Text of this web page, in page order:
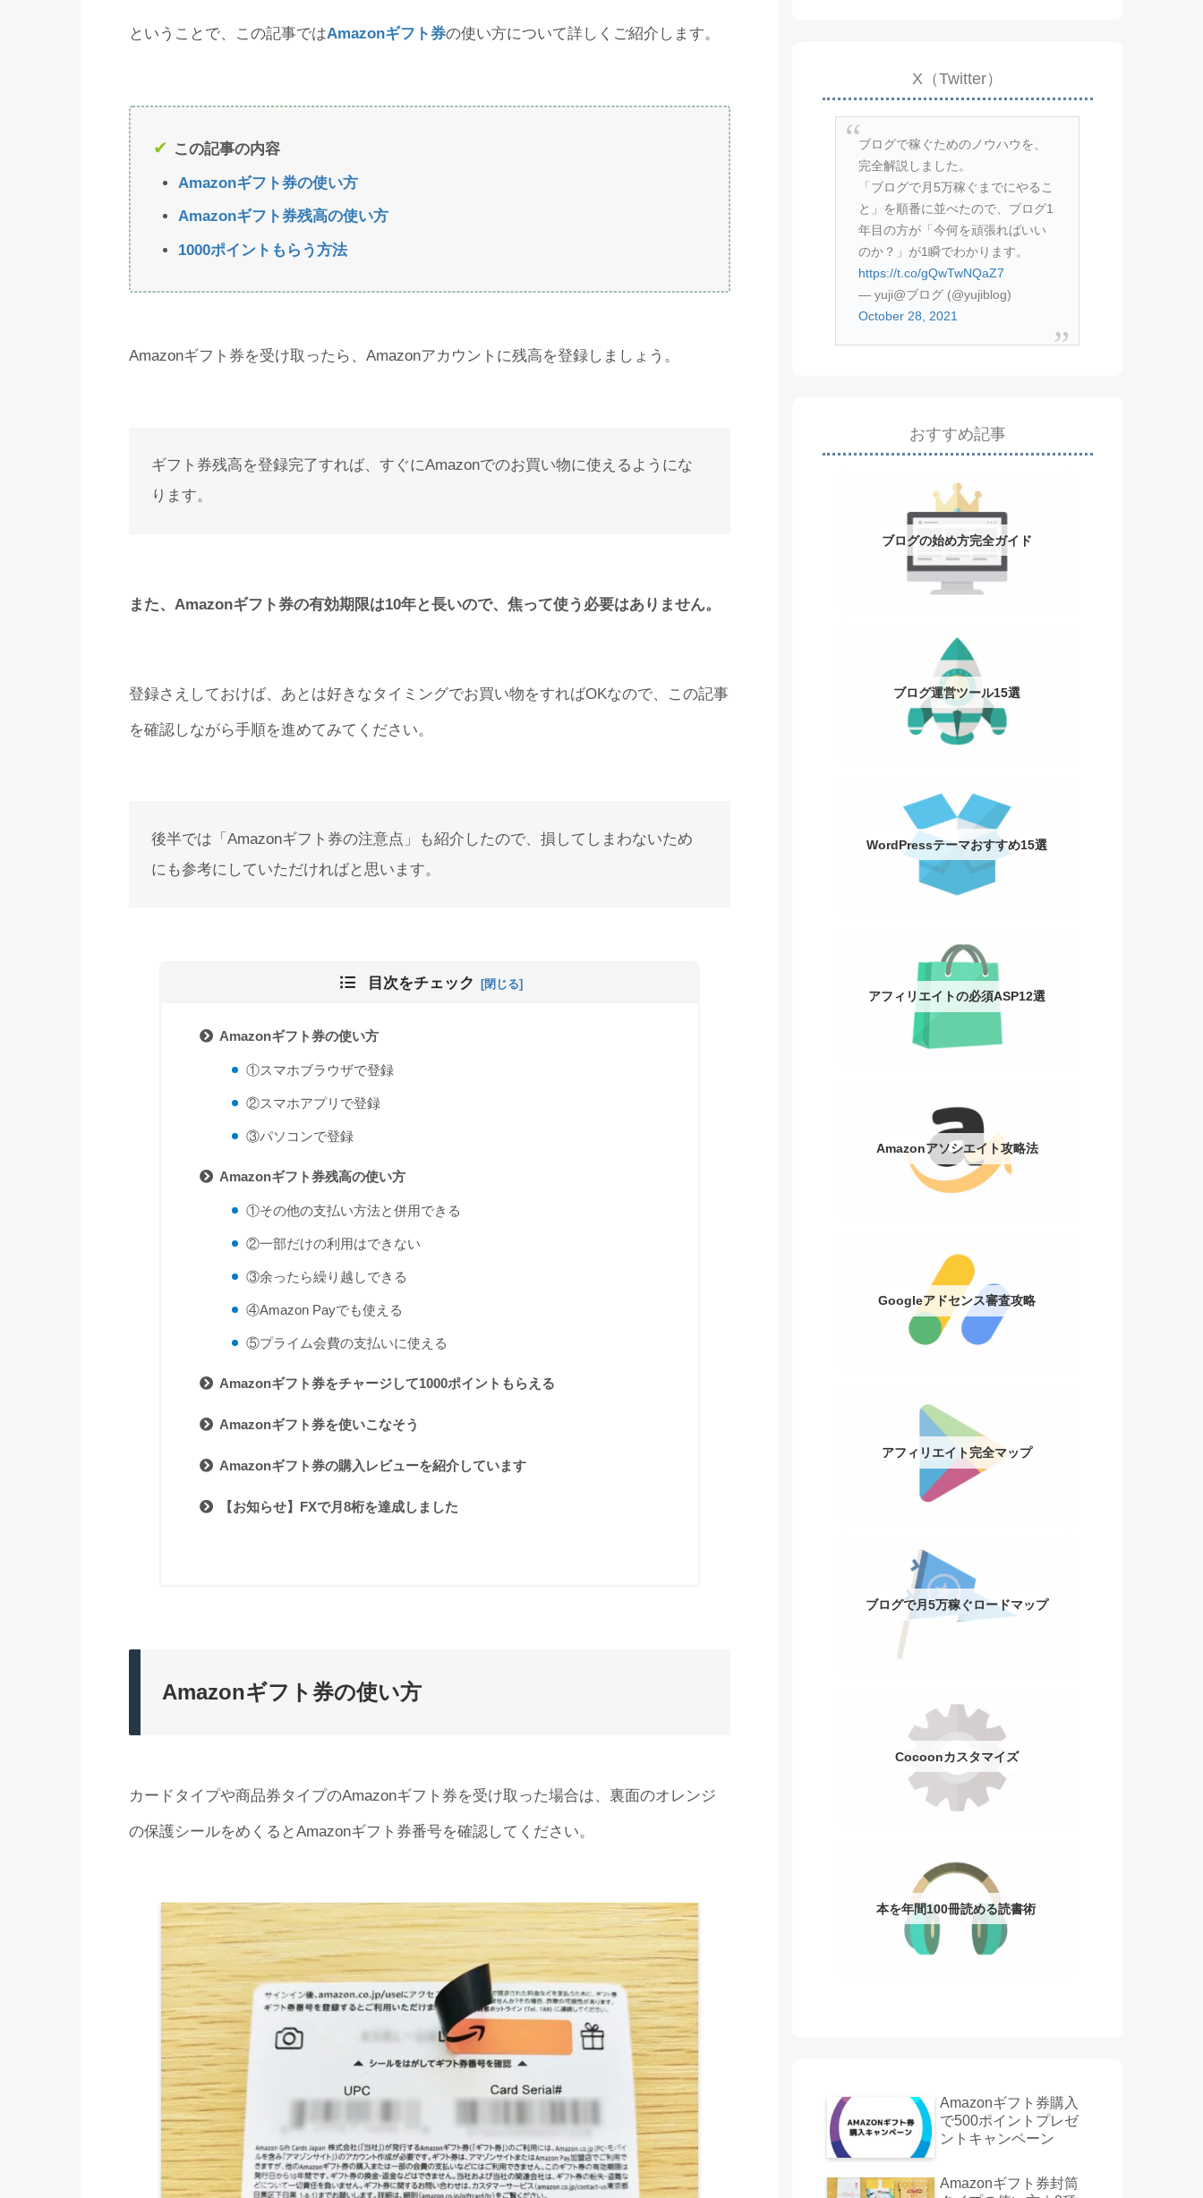
ということで、この記事ではAmazonギフト券の使い方について詳しくご紹介します。
この記事の内容
Amazonギフト券の使い方
Amazonギフト券残高の使い方
1000ポイントもらう方法
Amazonギフト券を受け取ったら、Amazonアカウントに残高を登録しましょう。
ギフト券残高を登録完了すれば、すぐにAmazonでのお買い物に使えるようにな
ります。
また、Amazonギフト券の有効期限は10年と長いので、焦って使う必要はありません。
登録さえしておけば、あとは好きなタイミングでお買い物をすればOKなので、この記事
を確認しながら手順を進めてみてください。
後半では「Amazonギフト券の注意点」も紹介したので、損してしまわないため
にも参考にしていただければと思います。
目次をチェック
Amazonギフト券の使い方
①スマホブラウザで登録
②スマホアプリで登録
③パソコンで登録
Amazonギフト券残高の使い方
①その他の支払い方法と併用できる
②一部だけの利用はできない
③余ったら繰り越しできる
④Amazon Payでも使える
⑤プライム会費の支払いに使える
Amazonギフト券をチャージして1000ポイントもらえる
Amazonギフト券を使いこなそう
Amazonギフト券の購入レビューを紹介しています
【お知らせ】FXで月8桁を達成しました
Amazonギフト券の使い方
カードタイプや商品券タイプのAmazonギフト券を受け取った場合は、裏面のオレンジ
の保護シールをめくるとAmazonギフト券番号を確認してください。
X（Twitter）
ブログで稼ぐためのノウハウを、
完全解説しました。
「ブログで月5万稼ぐまでにやるこ
と」を順番に並べたので、ブログ1
年目の方が「今何を頑張ればいい
のか？」が1瞬でわかります。
https://t.co/gQwTwNQaZ7
— yuji@ブログ (@yujiblog)
October 28, 2021
おすすめ記事
ブログの始め方完全ガイド
ブログ運営ツール15選
WordPressテーマおすすめ15選
アフィリエイトの必須ASP12選
Amazonアソシエイト攻略法
Googleアドセンス審査攻略
アフィリエイト完全マップ
ブログで月5万稼ぐロードマップ
Cocoonカスタマイズ
本を年間100冊読める読書術
Amazonギフト券購入
で500ポイントプレゼ
ントキャンペーン
Amazonギフト券封筒